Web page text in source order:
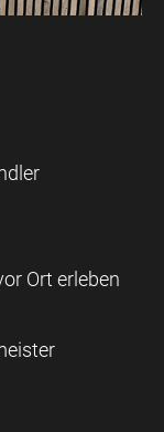
Ort erleben